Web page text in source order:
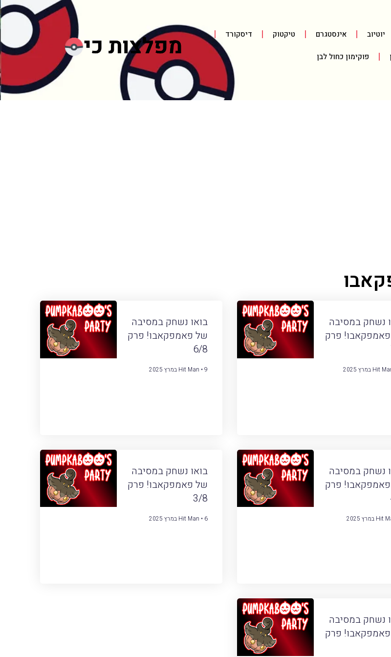
יוטיוב אינסטגרם טיקטוק דיסקורד
פוקימון כחול לבן
נשחק במסיבה
פרק
Hit
בואו נשחק במסיבה
של פאמפקאבו! פרק
6/8
Hit Man 9 במרץ 2025
נשחק במסיבה
פרק
Hit
בואו נשחק במסיבה
של פאמפקאבו! פרק
3/8
Hit Man 6 במרץ 2025
נשחק במסיבה
פרק